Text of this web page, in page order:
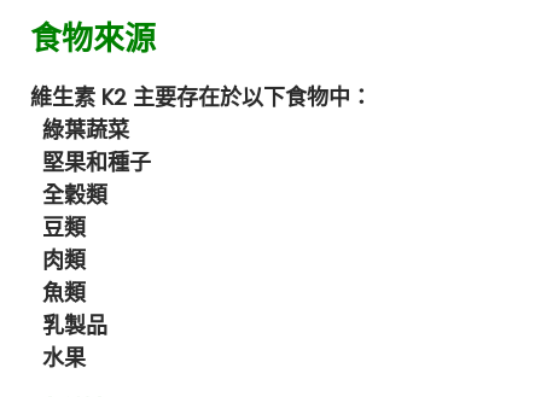
食物來源
維生素 K2 主要存在於以下食物中：
綠葉蔬菜
堅果和種子
全穀類
豆類
肉類
魚類
乳製品
水果